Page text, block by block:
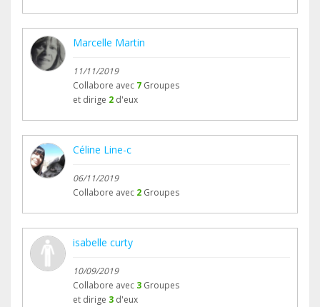
Marcelle Martin
11/11/2019
Collabore avec 7 Groupes
et dirige 2 d'eux
Céline Line-c
06/11/2019
Collabore avec 2 Groupes
isabelle curty
10/09/2019
Collabore avec 3 Groupes
et dirige 3 d'eux